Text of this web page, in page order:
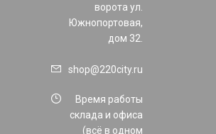
ворота ул.
Южнопортовая,
дом 32.
shop@220city.ru
Время работы
склада и офиса
(всё в одном